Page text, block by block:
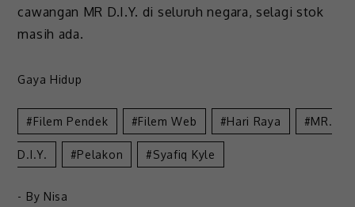
cawangan MR D.I.Y. di seluruh negara, selagi stok
masih ada.
Gaya Hidup
Filem Pendek Filem Web Hari Raya MR.
D.I.Y. Pelakon Syafiq Kyle
- By Nisa